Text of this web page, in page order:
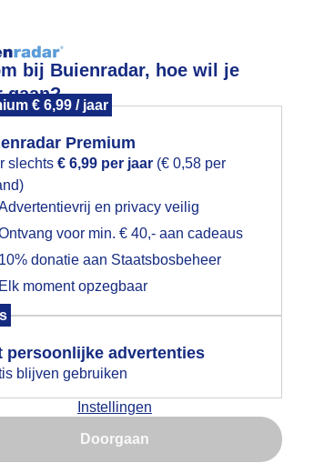
bij Buienradar, hoe wil je
gaan?
€ 6,99 / jaar
Premium
slechts € 6,99 per jaar (€ 0,58 per
en privacy veilig
voor min. € 40,- aan cadeaus
10% donatie aan Staatsbosbeheer
Elk moment opzegbaar
persoonlijke advertenties
blijven gebruiken
Instellingen
Doorgaan
en video Weerzine
Een moment geduld aub...
we je locatie gebruiken voor
het weer?
je hier nog geen akkoord op hebt
verschijnt er zo een pop-up uit
browser waarin deze toestemming
gevraagd wordt.
Is goed, toon de popup
Nu niet, misschien later